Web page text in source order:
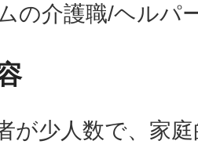
の介護職/ヘルパ
が少人数で、家